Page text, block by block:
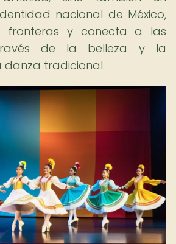
nacional de México,
fronteras y conecta a las
de la belleza y la
danza tradicional.